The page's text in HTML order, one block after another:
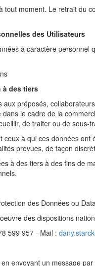
tout moment. Le retrait
des Utilisateurs
à caractère
à des tiers
préposés,
le cadre de la
de traiter ou de sous-
à qui ces données
prévues, de façon
à des tiers à des fins de
des Données ou
des dispositions
599 957 - Mail :
envoyant un message